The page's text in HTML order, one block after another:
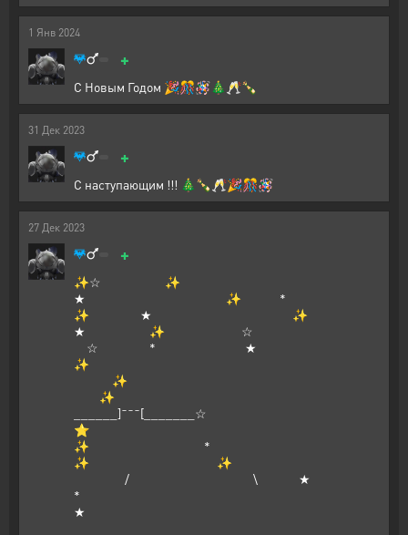
1 Янв 2024
+
С Новым Годом 🎉🎊🪅🎄🥂🍾
31 Дек 2023
+
С наступающим !!! 🎄🍾🥂🎉🎊🪅
27 Дек 2023
+
✨☆ ✨
★ ✨ *
✨ ★ ✨
★ ✨ ☆
☆ * ★
✨
✨
✨
______]¯¯¯[_______☆
⭐
✨ *
✨ ✨
/ \ ★
*
★